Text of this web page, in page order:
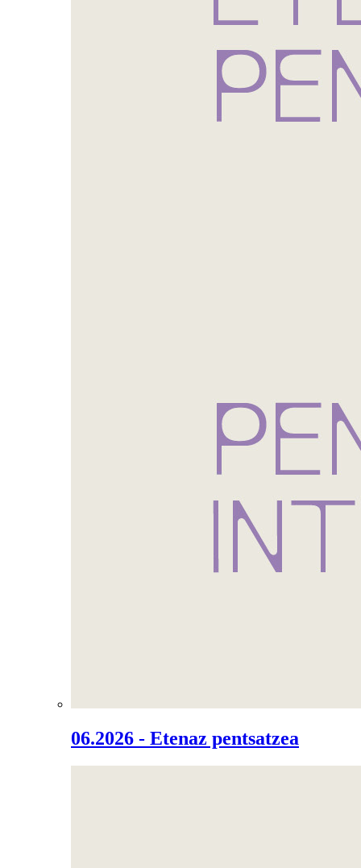
06.2026 - Etenaz pentsatzea